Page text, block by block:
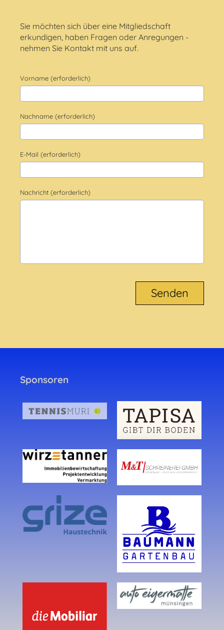
Sie möchten sich über eine Mitgliedschaft
erkundigen, haben Fragen oder Anregungen -
nehmen Sie Kontakt mit uns auf.
Vorname (erforderlich)
Nachname (erforderlich)
E-Mail (erforderlich)
Nachricht (erforderlich)
Sponsoren